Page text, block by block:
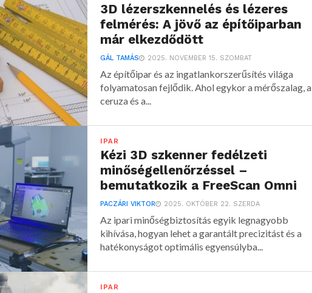
3D lézerszkennelés és lézeres
felmérés: A jövő az építőiparban
már elkezdődött
GÁL TAMÁS 2025. NOVEMBER 15. SZOMBAT
Az építőipar és az ingatlankorszerűsítés világa
folyamatosan fejlődik. Ahol egykor a mérőszalag, a
ceruza és a...
IPAR
Kézi 3D szkenner fedélzeti
minőségellenőrzéssel –
bemutatkozik a FreeScan Omni
PACZÁRI VIKTOR 2025. OKTÓBER 22. SZERDA
Az ipari minőségbiztosítás egyik legnagyobb
kihívása, hogyan lehet a garantált precizitást és a
hatékonyságot optimális egyensúlyba...
IPAR